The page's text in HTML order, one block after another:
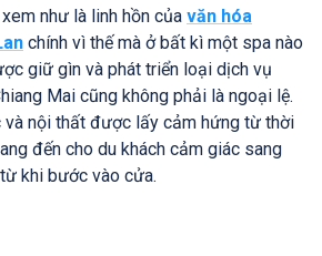
như là linh hồn của văn hóa
chính vì thế mà ở bất kì một spa nào
giữ gìn và phát triển loại dịch vụ
Mai cũng không phải là ngoại lệ.
và nội thất được lấy cảm hứng từ thời
đến cho du khách cảm giác sang
khi bước vào cửa.